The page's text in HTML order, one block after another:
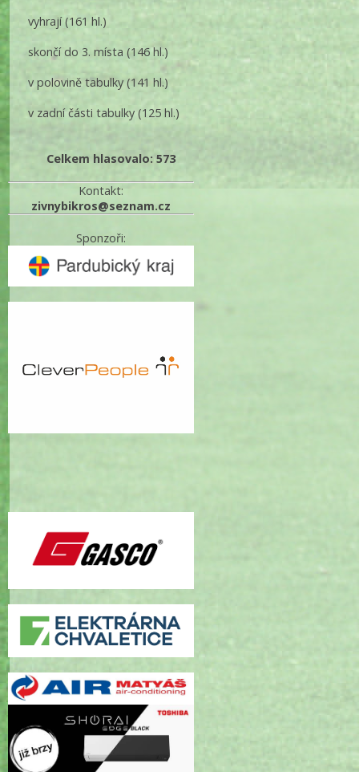
vyhrají(161 hl.)
skončí do 3. místa (146 hl.)
v polovině tabulky(141 hl.)
v zadní části tabulky (125 hl.)
Celkem hlasovalo: 573
Kontakt:
zivnybikros@seznam.cz
Sponzoři: